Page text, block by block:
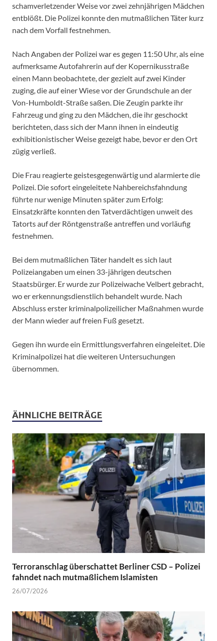
schamverletzender Weise vor zwei zehnjährigen Mädchen
entblößt. Die Polizei konnte den mutmaßlichen Täter kurz
nach dem Vorfall festnehmen.
Nach Angaben der Polizei war es gegen 11:50 Uhr, als eine
aufmerksame Autofahrerin auf der Kopernikusstraße
einen Mann beobachtete, der gezielt auf zwei Kinder
zuging, die auf einer Wiese vor der Grundschule an der
Von-Humboldt-Straße saßen. Die Zeugin parkte ihr
Fahrzeug und ging zu den Mädchen, die ihr geschockt
berichteten, dass sich der Mann ihnen in eindeutig
exhibitionistischer Weise gezeigt habe, bevor er den Ort
zügig verließ.
Die Frau reagierte geistesgegenwärtig und alarmierte die
Polizei. Die sofort eingeleitete Nahbereichsfahndung
führte nur wenige Minuten später zum Erfolg:
Einsatzkräfte konnten den Tatverdächtigen unweit des
Tatorts auf der Röntgenstraße antreffen und vorläufig
festnehmen.
Bei dem mutmaßlichen Täter handelt es sich laut
Polizeiangaben um einen 33-jährigen deutschen
Staatsbürger. Er wurde zur Polizeiwache Velbert gebracht,
wo er erkennungsdienstlich behandelt wurde. Nach
Abschluss erster kriminalpolizeilicher Maßnahmen wurde
der Mann wieder auf freien Fuß gesetzt.
Gegen ihn wurde ein Ermittlungsverfahren eingeleitet. Die
Kriminalpolizei hat die weiteren Untersuchungen
übernommen.
ÄHNLICHE BEITRÄGE
Terroranschlag überschattet Berliner CSD – Polizei
fahndet nach mutmaßlichem Islamisten
26/07/2026